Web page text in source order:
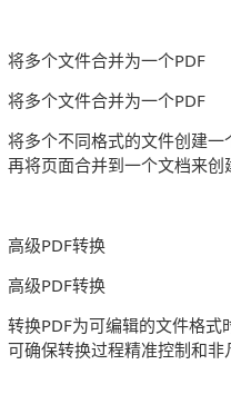
将多个文件合并为一个PDF
将多个文件合并为一个PDF
将多个不同格式的文件创建一
再将页面合并到一个文档来创
高级PDF转换
高级PDF转换
转换PDF为可编辑的文件格式
可确保转换过程精准控制和非